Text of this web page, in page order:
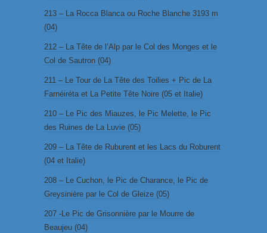
213 – La Rocca Blanca ou Roche Blanche 3193 m
(04)
212 – La Tête de l’Alp par le Col des Monges et le
Col de Sautron (04)
211 – Le Tour de La Tête des Toilies + Pic de La
Farnéiréta et La Petite Tête Noire (05 et Italie)
210 – Le Pic des Miauzes, le Pic Melette, le Pic
des Ruines de La Luvie (05)
209 – La Tête de Ruburent et les Lacs du Roburent
(04 et Italie)
208 – Le Cuchon, le Pic de Charance, le Pic de
Greysinière par le Col de Gleize (05)
207 -Le Pic de Grisonnière par le Mourre de
Beaujeu (04)